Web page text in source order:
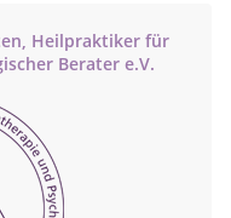
Heilpraktiker für
Berater e.V.